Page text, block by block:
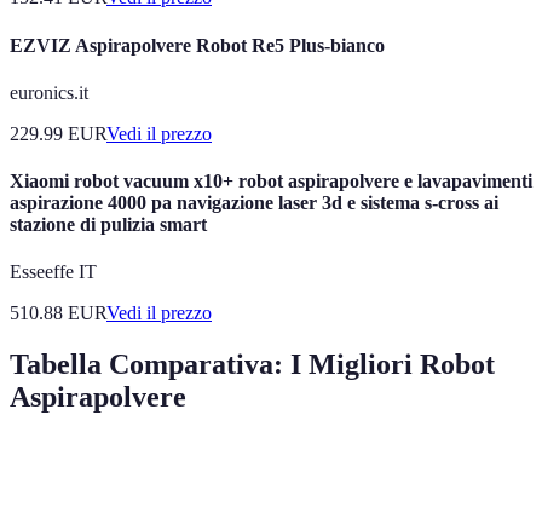
EZVIZ Aspirapolvere Robot Re5 Plus-bianco
euronics.it
229.99 EURVedi il prezzo
Xiaomi robot vacuum x10+ robot aspirapolvere e lavapavimenti
aspirazione 4000 pa navigazione laser 3d e sistema s-cross ai
stazione di pulizia smart
Esseeffe IT
510.88 EURVedi il prezzo
Tabella Comparativa: I Migliori Robot
Aspirapolvere